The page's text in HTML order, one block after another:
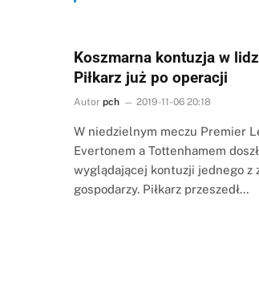
Koszmarna kontuzja w
Piłkarz już po operacji
Autor pch 2019-11-06 20:18
W niedzielnym meczu Premier
Evertonem a Tottenhamem
wyglądającej kontuzji jednego z
gospodarzy. Piłkarz przeszedł…